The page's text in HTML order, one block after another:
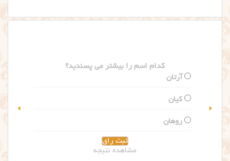
مشاهده نتیجه